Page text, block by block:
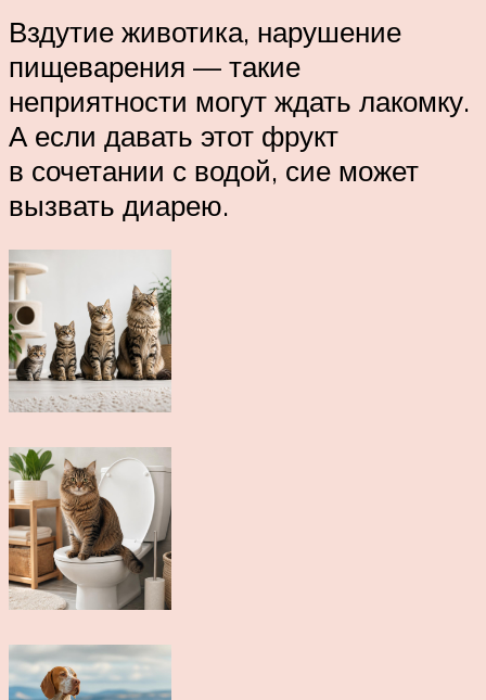
Вздутие животика, нарушение
пищеварения — такие
неприятности могут ждать лакомку.
А если давать этот фрукт
в сочетании с водой, сие может
вызвать диарею.